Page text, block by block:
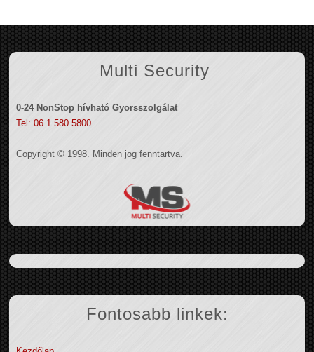
Multi Security
0-24 NonStop hívható Gyorsszolgálat
Tel: 06 1 580 5800
Copyright © 1998. Minden jog fenntartva.
Fontosabb linkek: